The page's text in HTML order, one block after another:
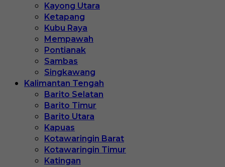
Kayong Utara
Ketapang
Kubu Raya
Mempawah
Pontianak
Sambas
Singkawang
Kalimantan Tengah
Barito Selatan
Barito Timur
Barito Utara
Kapuas
Kotawaringin Barat
Kotawaringin Timur
Katingan